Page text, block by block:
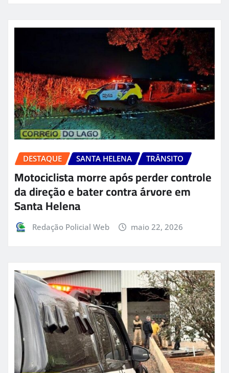
DESTAQUE SANTA HELENA TRÂNSITO
Motociclista morre após perder controle
da direção e bater contra árvore em
Santa Helena
Redação Policial Web maio 22, 2026